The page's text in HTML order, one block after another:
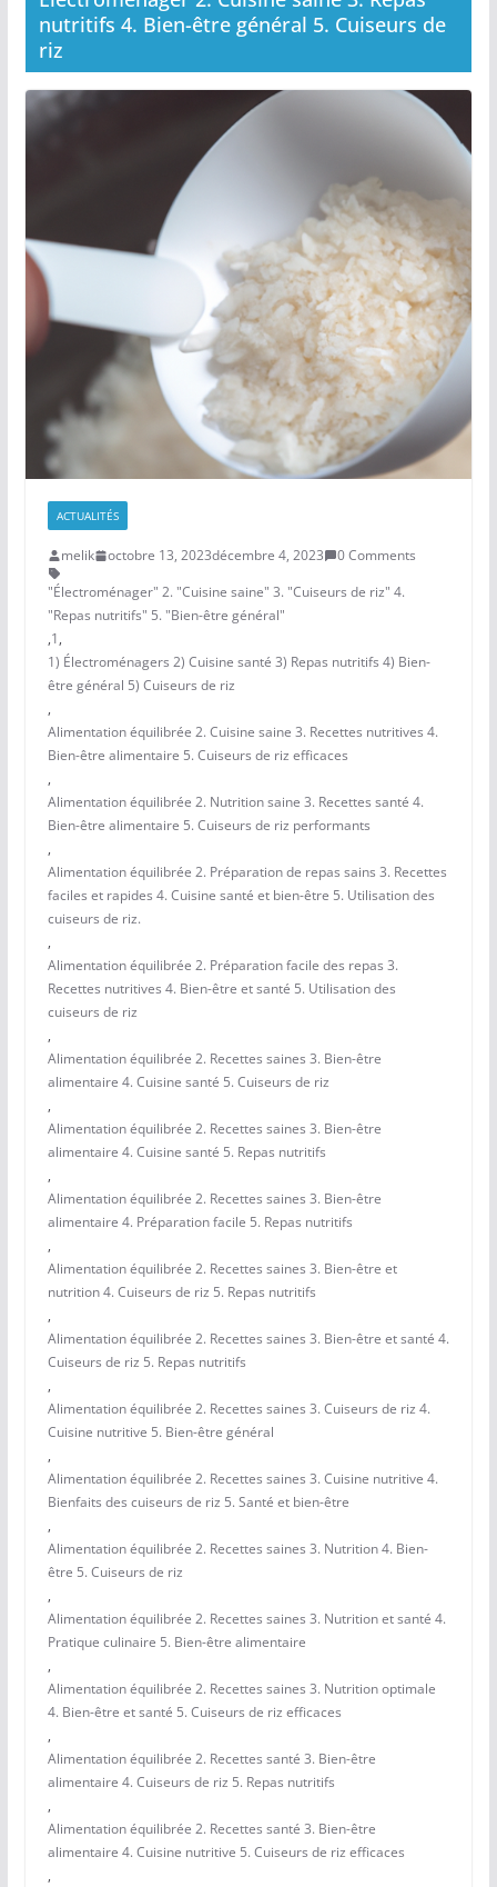
nutritifs 4. Bien-être général 5. Cuiseurs de
riz
ACTUALITÉS
melik octobre 13, 2023décembre 4, 2023
0 Comments
"Électroménager" 2. "Cuisine saine" 3. "Cuiseurs de riz" 4.
"Repas nutritifs" 5. "Bien-être général"
,1,
1) Électroménagers 2) Cuisine santé 3) Repas nutritifs 4) Bien-
être général 5) Cuiseurs de riz
,
Alimentation équilibrée 2. Cuisine saine 3. Recettes nutritives 4.
Bien-être alimentaire 5. Cuiseurs de riz efficaces
,
Alimentation équilibrée 2. Nutrition saine 3. Recettes santé 4.
Bien-être alimentaire 5. Cuiseurs de riz performants
,
Alimentation équilibrée 2. Préparation de repas sains 3. Recettes
faciles et rapides 4. Cuisine santé et bien-être 5. Utilisation des
cuiseurs de riz.
,
Alimentation équilibrée 2. Préparation facile des repas 3.
Recettes nutritives 4. Bien-être et santé 5. Utilisation des
cuiseurs de riz
,
Alimentation équilibrée 2. Recettes saines 3. Bien-être
alimentaire 4. Cuisine santé 5. Cuiseurs de riz
,
Alimentation équilibrée 2. Recettes saines 3. Bien-être
alimentaire 4. Cuisine santé 5. Repas nutritifs
,
Alimentation équilibrée 2. Recettes saines 3. Bien-être
alimentaire 4. Préparation facile 5. Repas nutritifs
,
Alimentation équilibrée 2. Recettes saines 3. Bien-être et
nutrition 4. Cuiseurs de riz 5. Repas nutritifs
,
Alimentation équilibrée 2. Recettes saines 3. Bien-être et santé 4.
Cuiseurs de riz 5. Repas nutritifs
,
Alimentation équilibrée 2. Recettes saines 3. Cuiseurs de riz 4.
Cuisine nutritive 5. Bien-être général
,
Alimentation équilibrée 2. Recettes saines 3. Cuisine nutritive 4.
Bienfaits des cuiseurs de riz 5. Santé et bien-être
,
Alimentation équilibrée 2. Recettes saines 3. Nutrition 4. Bien-
être 5. Cuiseurs de riz
,
Alimentation équilibrée 2. Recettes saines 3. Nutrition et santé 4.
Pratique culinaire 5. Bien-être alimentaire
,
Alimentation équilibrée 2. Recettes saines 3. Nutrition optimale
4. Bien-être et santé 5. Cuiseurs de riz efficaces
,
Alimentation équilibrée 2. Recettes santé 3. Bien-être
alimentaire 4. Cuiseurs de riz 5. Repas nutritifs
,
Alimentation équilibrée 2. Recettes santé 3. Bien-être
alimentaire 4. Cuisine nutritive 5. Cuiseurs de riz efficaces
,